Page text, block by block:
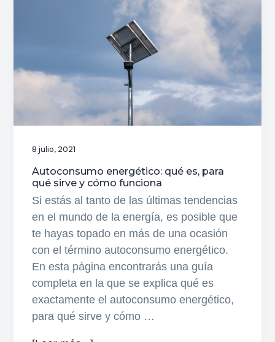
cómo
funcionan
8 julio, 2021
Autoconsumo energético: qué es, para
qué sirve y cómo funciona
Si estás al tanto de las últimas tendencias
en el mundo de la energía, es posible que
te hayas topado en más de una ocasión
con el término autoconsumo energético.
En esta página encontrarás una guía
completa en la que se explica qué es
exactamente el autoconsumo energético,
para qué sirve y cómo …